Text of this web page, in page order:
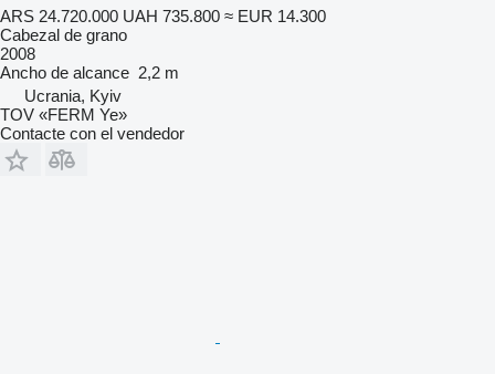
ARS 24.720.000 UAH 735.800 ≈ EUR 14.300
Cabezal de grano
2008
Ancho de alcance 2,2 m
Ucrania, Kyiv
TOV «FERM Ye»
Contacte con el vendedor